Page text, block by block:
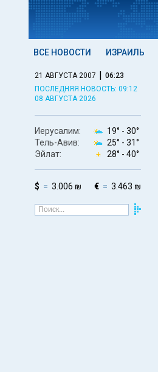
ВСЕ НОВОСТИ ИЗРАИЛЬ
21 АВГУСТА 2007 | 06:23
ПОСЛЕДНЯЯ НОВОСТЬ: 09:12
08 АВГУСТА 2026
Иерусалим: 19° - 30°
Тель-Авив:
25° - 31°
Эйлат:
28° - 40°
$ 3.006 ₪ € 3.463 ₪